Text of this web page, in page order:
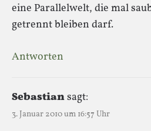
eine Parallelwelt, die mal
getrennt bleiben darf.
Antworten
Sebastiansagt:
3. Januar 2010 um 16:57 Uhr